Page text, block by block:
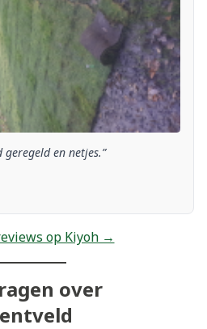
geregeld en netjes.”
op Kiyoh →
over